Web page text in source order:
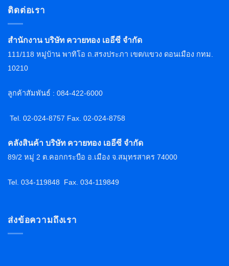
ติดต่อเรา
สำนักงาน บริษัท ควายทอง เออีซี จำกัด
111/118 หมู่บ้าน พาทิโอ ถ.สรงประภา เขต/แขวง ดอนเมือง กทม.
10210
ลูกค้าสัมพันธ์ : 084-422-6000
Tel. 02-024-8757 Fax. 02-024-8758
คลังสินค้า บริษัท ควายทอง เออีซี จำกัด
89/2 หมู่ 2 ต.คอกกระบือ อ.เมือง จ.สมุทรสาคร 74000
Tel. 034-119848 Fax. 034-119849
ส่งข้อความถึงเรา